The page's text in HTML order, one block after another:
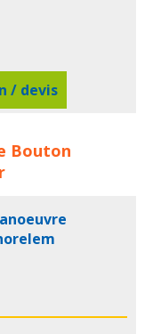
/ devis
Elesa concerne
Bouton